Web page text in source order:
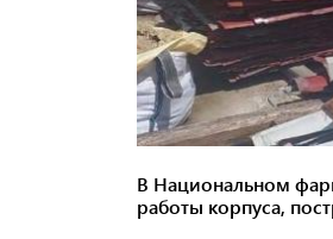
В Национальном
работы корпуса,